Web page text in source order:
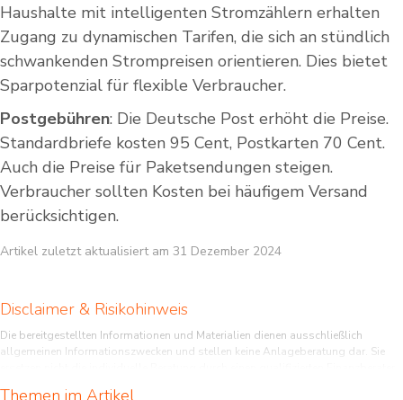
Haushalte mit intelligenten Stromzählern erhalten
Zugang zu dynamischen Tarifen, die sich an stündlich
schwankenden Strompreisen orientieren. Dies bietet
Sparpotenzial für flexible Verbraucher.
Postgebühren: Die Deutsche Post erhöht die Preise.
Standardbriefe kosten 95 Cent, Postkarten 70 Cent.
Auch die Preise für Paketsendungen steigen.
Verbraucher sollten Kosten bei häufigem Versand
berücksichtigen.
Artikel zuletzt aktualisiert am 31 Dezember 2024
Disclaimer & Risikohinweis
Die bereitgestellten Informationen und Materialien dienen ausschließlich
allgemeinen Informationszwecken und stellen keine Anlageberatung dar. Sie
Themen im Artikel